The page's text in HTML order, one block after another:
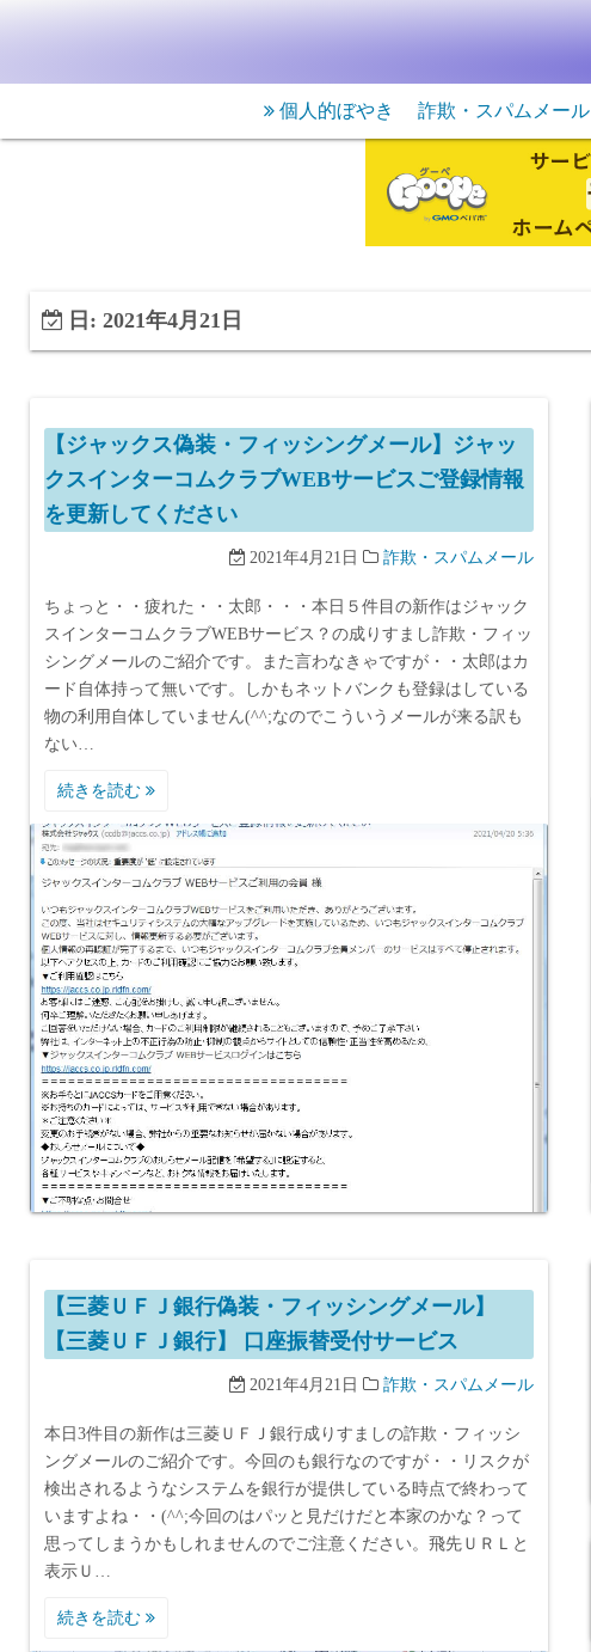
個人的ぼやき 詐欺・スパムメール
日: 2021年4月21日
【ジャックス偽装・フィッシングメール】ジャッ
クスインターコムクラブWEBサービスご登録情報
を更新してください
2021年4月21日 詐欺・スパムメール
ちょっと・・疲れた・・太郎・・・本日５件目の新作はジャック
スインターコムクラブWEBサービス？の成りすまし詐欺・フィッ
シングメールのご紹介です。また言わなきゃですが・・太郎はカ
ード自体持って無いです。しかもネットバンクも登録はしている
物の利用自体していません(^^;なのでこういうメールが来る訳も
ない…
続きを読む
【三菱ＵＦＪ銀行偽装・フィッシングメール】
【三菱ＵＦＪ銀行】 口座振替受付サービス
2021年4月21日 詐欺・スパムメール
本日3件目の新作は三菱ＵＦＪ銀行成りすましの詐欺・フィッシ
ングメールのご紹介です。今回のも銀行なのですが・・リスクが
検出されるようなシステムを銀行が提供している時点で終わって
いますよね・・(^^;今回のはパッと見だけだと本家のかな？って
思ってしまうかもしれませんのでご注意ください。飛先ＵＲＬと
表示Ｕ…
続きを読む